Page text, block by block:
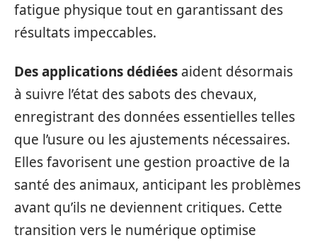
fatigue physique tout en garantissant des
résultats impeccables.
Des applications dédiées aident désormais
à suivre l’état des sabots des chevaux,
enregistrant des données essentielles telles
que l’usure ou les ajustements nécessaires.
Elles favorisent une gestion proactive de la
santé des animaux, anticipant les problèmes
avant qu’ils ne deviennent critiques. Cette
transition vers le numérique optimise